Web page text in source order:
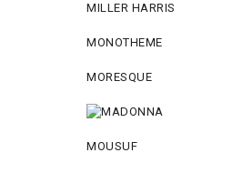
MILLER HARRIS
MONOTHEME
MORESQUE
MOUSUF